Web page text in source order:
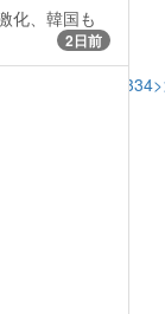
>>334
化、韓国も
2日前